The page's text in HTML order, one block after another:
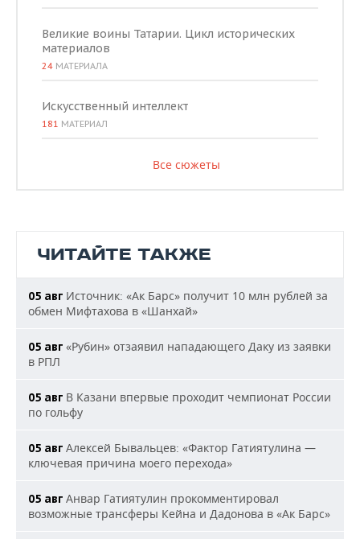
Великие воины Татарии. Цикл исторических
материалов
24 МАТЕРИАЛА
Искусственный интеллект
181 МАТЕРИАЛ
Все сюжеты
ЧИТАЙТЕ ТАКЖЕ
05 авг Источник: «Ак Барс» получит 10 млн рублей за
обмен Мифтахова в «Шанхай»
05 авг «Рубин» отзаявил нападающего Даку из заявки
в РПЛ
05 авг В Казани впервые проходит чемпионат России
по гольфу
05 авг Алексей Бывальцев: «Фактор Гатиятулина —
ключевая причина моего перехода»
05 авг Анвар Гатиятулин прокомментировал
возможные трансферы Кейна и Дадонова в «Ак Барс»